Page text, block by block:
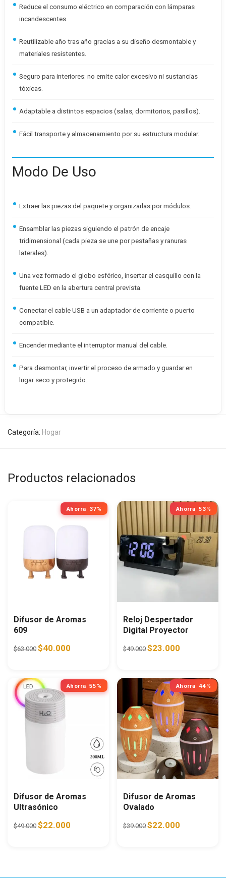
Reduce el consumo eléctrico en comparación con lámparas
incandescentes.
Reutilizable año tras año gracias a su diseño desmontable y
materiales resistentes.
Seguro para interiores: no emite calor excesivo ni sustancias
tóxicas.
Adaptable a distintos espacios (salas, dormitorios, pasillos).
Fácil transporte y almacenamiento por su estructura modular.
Modo De Uso
Extraer las piezas del paquete y organizarlas por módulos.
Ensamblar las piezas siguiendo el patrón de encaje
tridimensional (cada pieza se une por pestañas y ranuras
laterales).
Una vez formado el globo esférico, insertar el casquillo con la
fuente LED en la abertura central prevista.
Conectar el cable USB a un adaptador de corriente o puerto
compatible.
Encender mediante el interruptor manual del cable.
Para desmontar, invertir el proceso de armado y guardar en
lugar seco y protegido.
Categoría: Hogar
Productos relacionados
Ahorra 37%
Difusor de Aromas
609
$63.000 Original price was: $63.000.
$40.000 Current price is: $40.000.
Ahorra 53%
Reloj Despertador
Digital Proyector
$49.000 Original price was:
$23.000
Ahorra 55%
Difusor de Aromas
Ultrasónico
$49.000 Original price was: $49.000.
$22.000 Current price is: $22.000.
Ahorra 44%
Difusor de Aromas
Ovalado
$39.000 Original price was:
$22.000